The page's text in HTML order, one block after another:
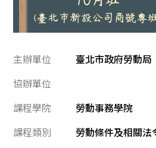
主辦單位
臺北市政府勞動局
協辦單位
課程學院
勞動事務學院
課程類別
勞動條件及相關法